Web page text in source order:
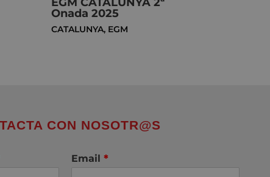
Onada 2025
CATALUNYA, EGM
CON NOSOTR@S
Email *